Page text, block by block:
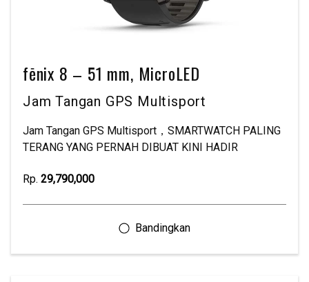
fēnix 8 – 51 mm, MicroLED
Jam Tangan GPS Multisport
Jam Tangan GPS Multisport，SMARTWATCH PALING
TERANG YANG PERNAH DIBUAT KINI HADIR
Rp. 29,790,000